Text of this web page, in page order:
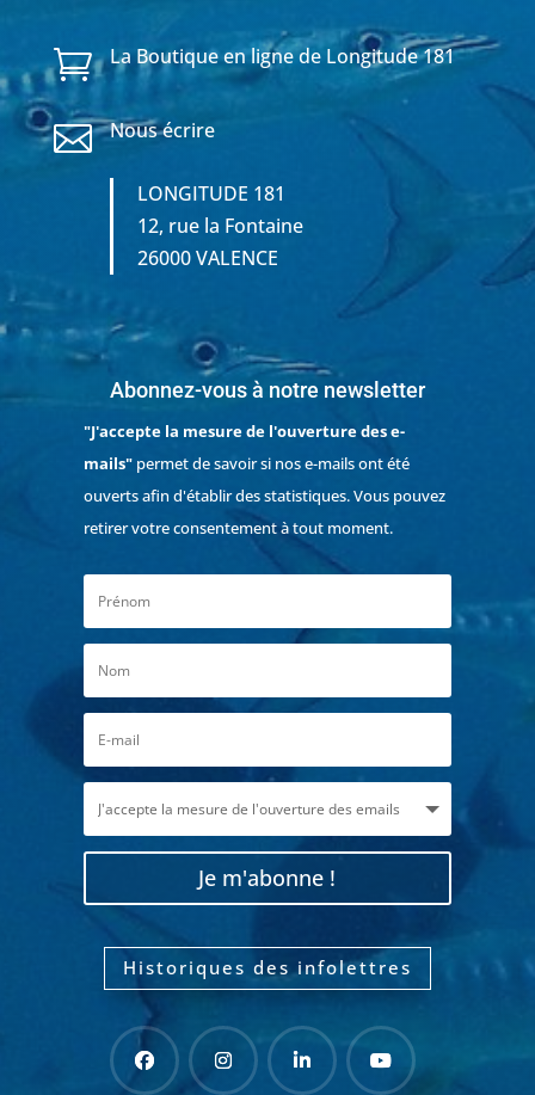
 La Boutique en ligne de Longitude 181
 Nous écrire
LONGITUDE 181
12, rue la Fontaine
26000 VALENCE
Abonnez-vous à notre newsletter
"J'accepte la mesure de l'ouverture des e-
mails"permet de savoir si nos e-mails ont été
ouverts afin d'établir des statistiques. Vous pouvez
retirer votre consentement à tout moment.
Je m'abonne !
Historiques des infolettres